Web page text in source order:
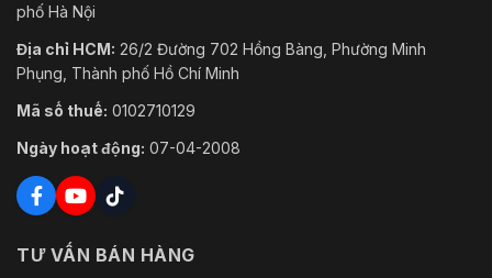
phố Hà Nội
Địa chỉ HCM: 26/2 Đường 702 Hồng Bàng, Phường Minh
Phụng, Thành phố Hồ Chí Minh
Mã số thuế: 0102710129
Ngày hoạt động: 07-04-2008
TƯ VẤN BÁN HÀNG